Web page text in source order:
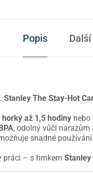
Popis
Stanley The Stay-Hot
horký až 1,5 hodiny nebo
, odolný vůči
snadné
práci – s hrnkem Stanley